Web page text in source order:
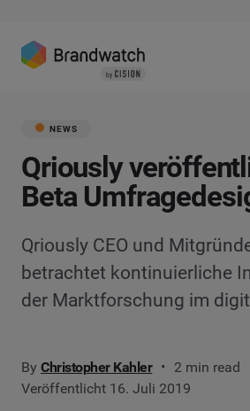
NEWS
Qriously
Beta
Qriously CEO und
betrachtet kontinuierliche
der Marktforschung im
By Christopher Kahler
2 min read
Veröffentlicht 16. Juli 2019